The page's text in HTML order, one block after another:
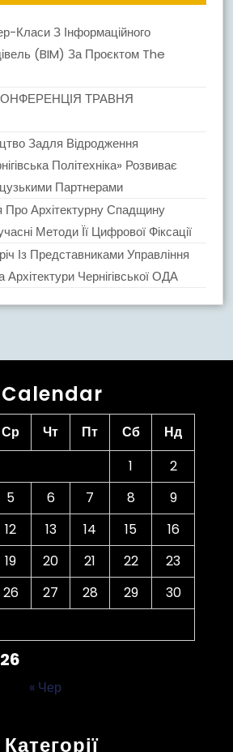
Класи З Інформаційного
(BIM) За Проєктом The
ТРАВНЯ
Задля Відродження
Політехніка» Розвиває
Партнерами
Про Архітектурну Спадщину
Методи Її Цифрової Фіксації
Із Представниками Управління
Чернігівської ОДА
Calendar
Ср Чт Пт Сб
Нд
1
2
5 6 7 8
9
12 13 14 15
16
19 20 21 22
23
26 27 28 29
30
« Чер
Категорії